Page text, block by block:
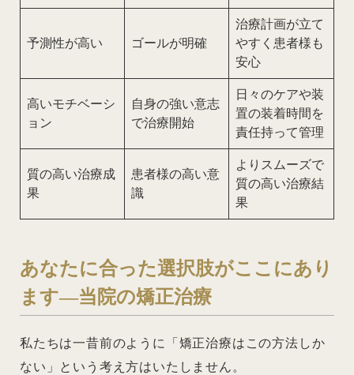
予測性が高い ゴールが明確
治療計画が立て
やすく患者様も
安心
高いモチベーシ
ョン
自身の強い意志
で治療開始
日々のケアや装
置の装着時間を
責任持って管理
質の高い治療成
果
患者様の高い意
識
よりスムーズで
質の高い治療結
果
あなたに合った選択肢がここにあり
ます―当院の矯正治療
私たちは一昔前のように「矯正治療はこの方法しか
ない」という考え方はいたしません。